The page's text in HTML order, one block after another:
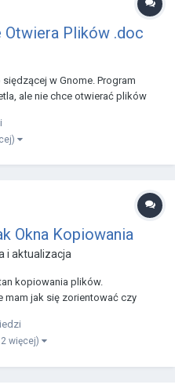
Otwiera Plików .doc
w Gnome. Program
ale nie chce otwierać plików
Okna Kopiowania
i aktualizacja
kopiowania plików.
mam jak się zorientować czy
Ktoś spotkał się z taką
więcej)